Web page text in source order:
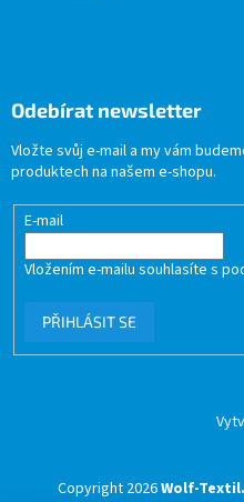
Odebírat newsletter
Vložte svůj e-mail a my vám
produktech na našem e-shopu.
E-mail
Vložením e-mailu souhlasíte s
PŘIHLÁSIT SE
Copyright 2026Wolf-